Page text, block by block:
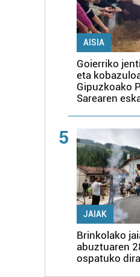
AISIA
Goierriko
eta
Gipuzkoako
Sarearen
5
JAIAK
Brinkolako
abuztuaren
ospatuko dira